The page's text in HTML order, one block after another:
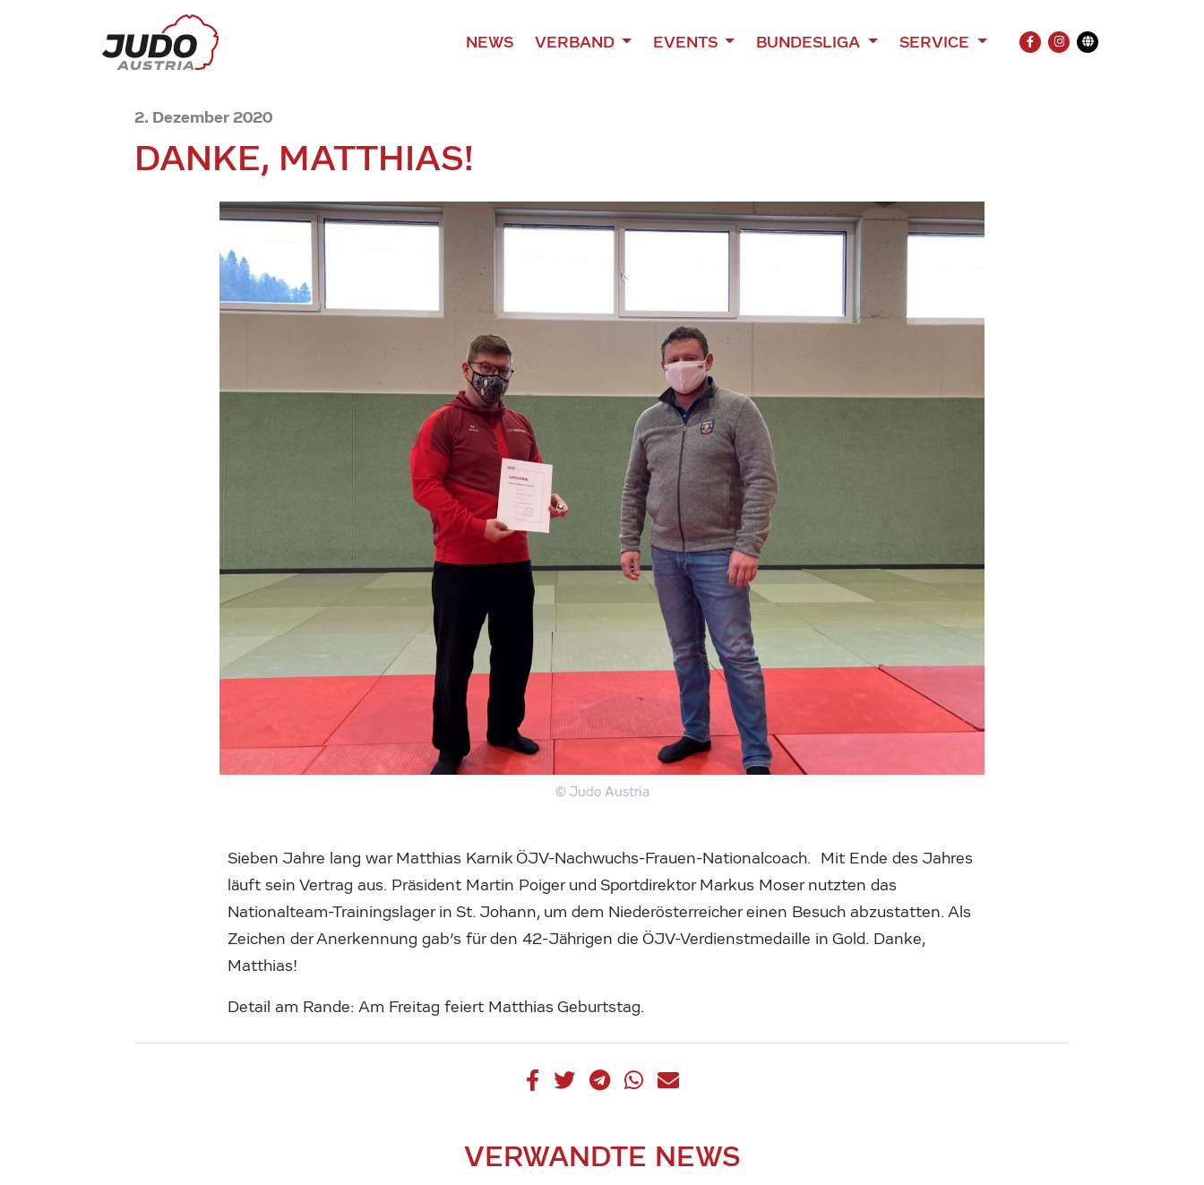
NEWS VERBAND EVENTS BUNDESLIGA SERVICE
FACEBOOK
INSTAGRAM
Übersetzung
2. Dezember 2020
DANKE, MATTHIAS!
© Judo Austria
Sieben Jahre lang war Matthias Karnik ÖJV-Nachwuchs-Frauen-Nationalcoach. Mit Ende des Jahres
läuft sein Vertrag aus. Präsident Martin Poiger und Sportdirektor Markus Moser nutzten das
Nationalteam-Trainingslager in St. Johann, um dem Niederösterreicher einen Besuch abzustatten. Als
Zeichen der Anerkennung gab’s für den 42-Jährigen die ÖJV-Verdienstmedaille in Gold. Danke,
Matthias!
Detail am Rande: Am Freitag feiert Matthias Geburtstag.
VERWANDTE NEWS